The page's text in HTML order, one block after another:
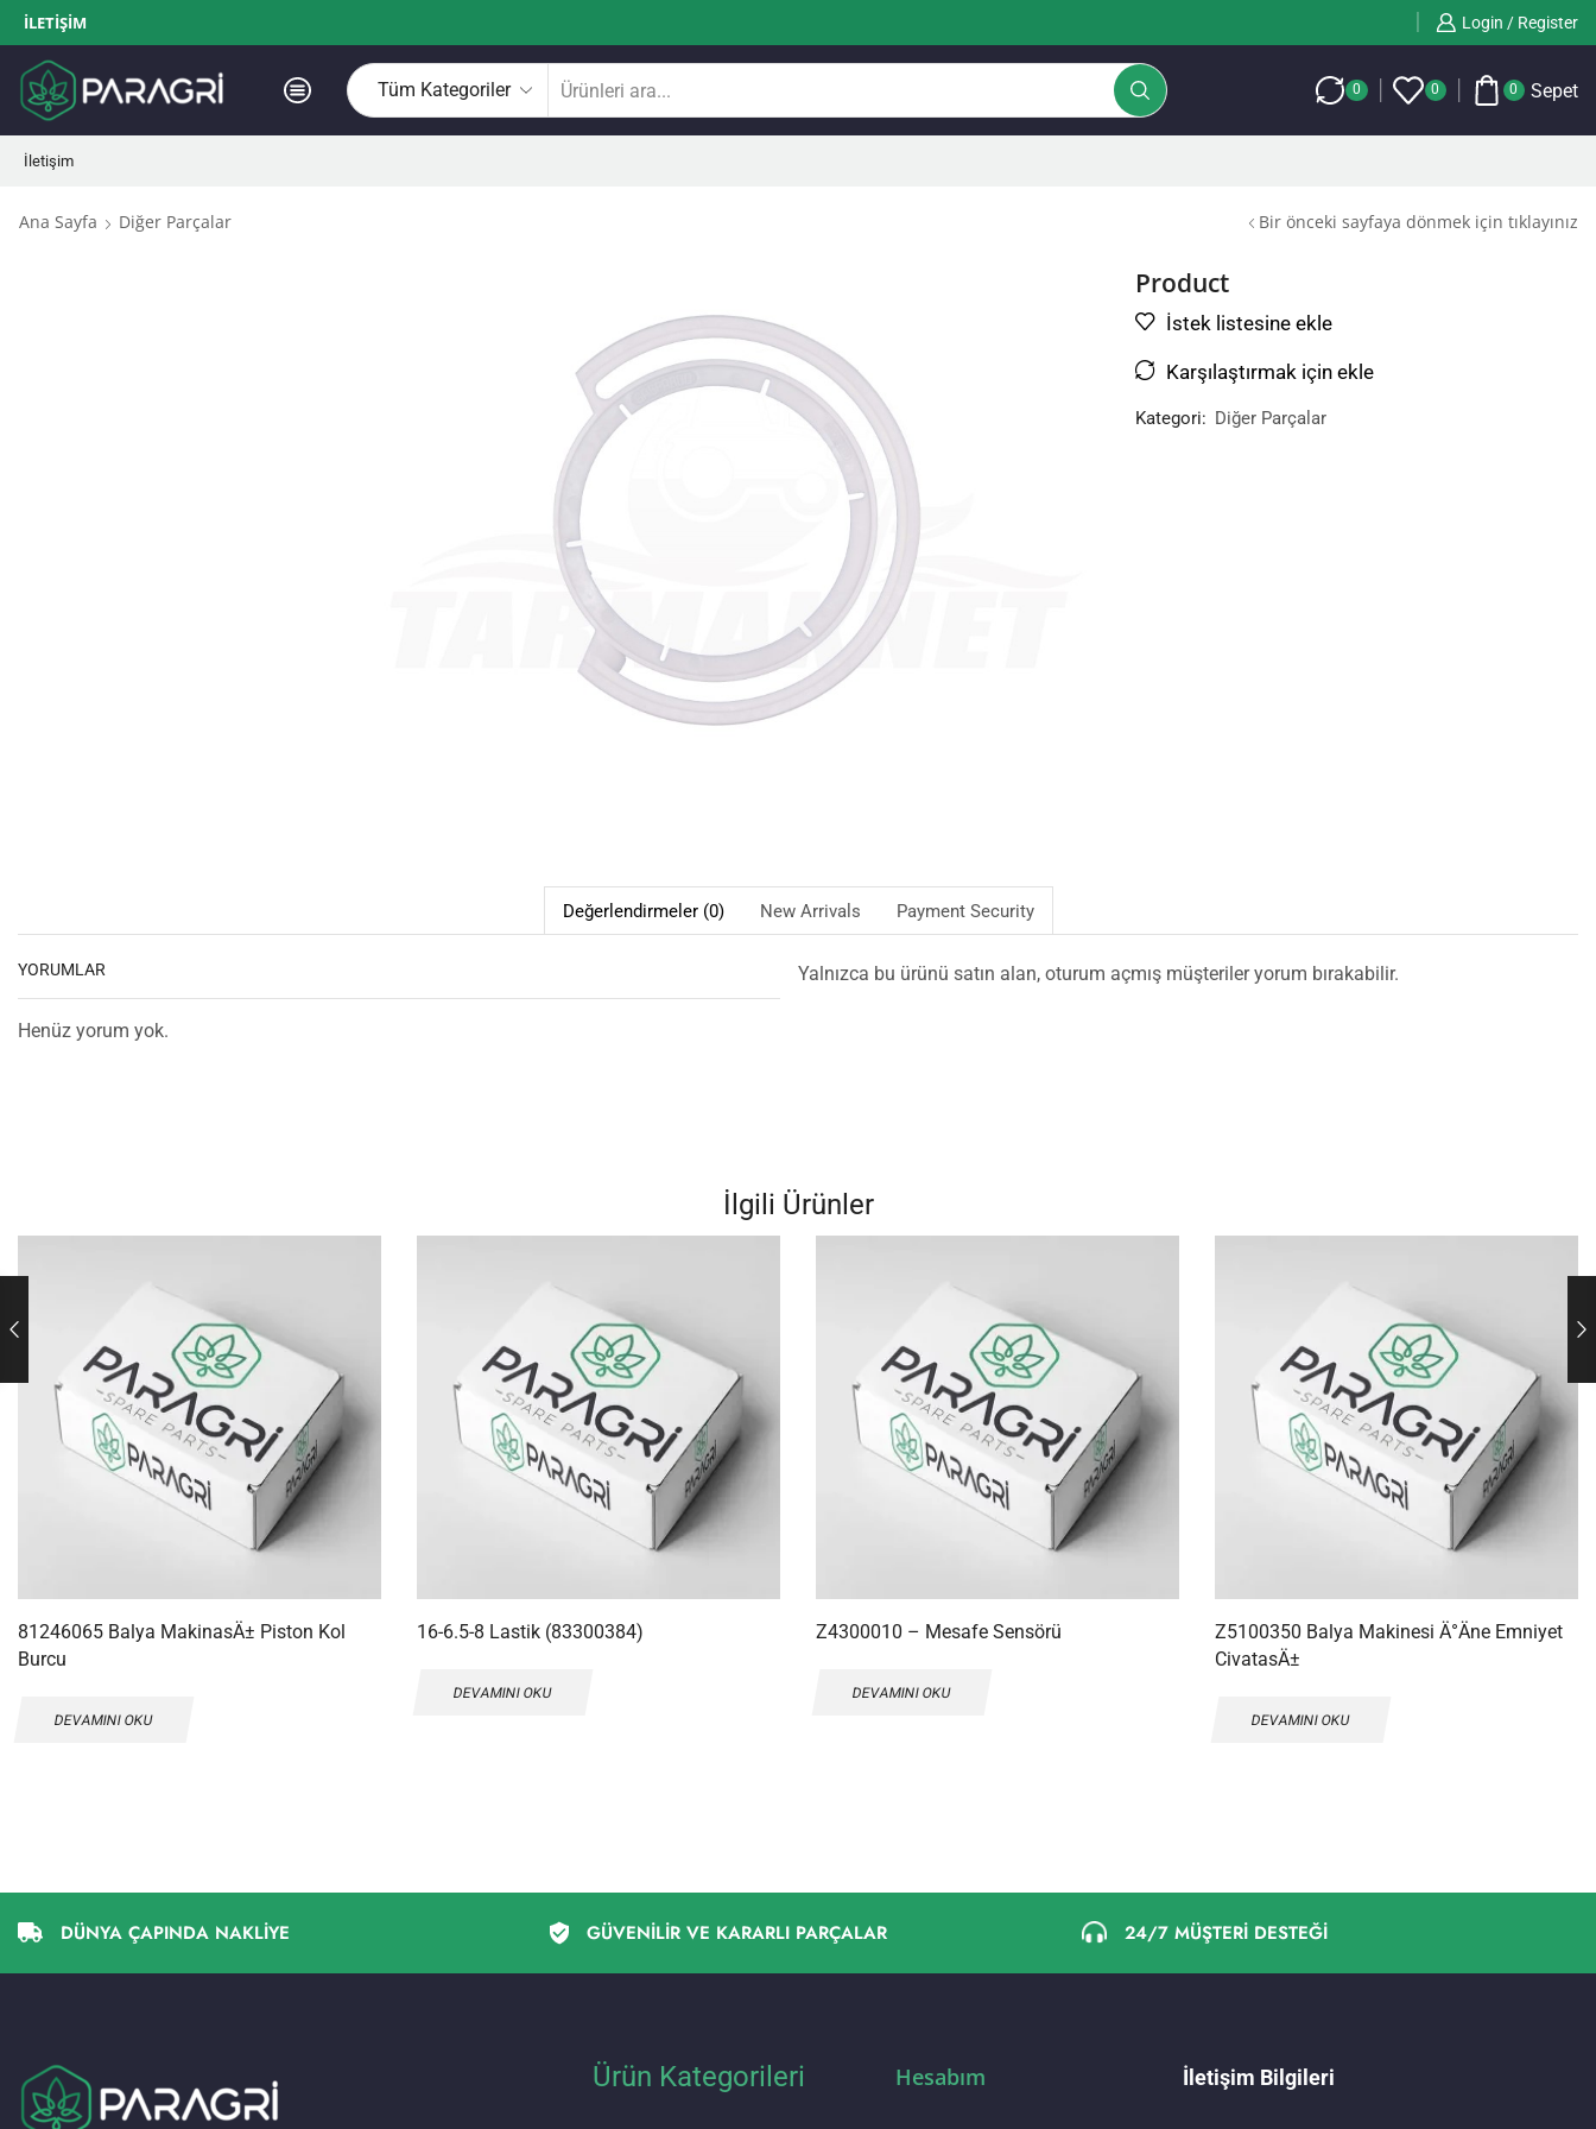
İLETIŞIM Login / Register
0 0 0 Sepet
İletişim
Ana Sayfa Diğer Parçalar Bir önceki sayfaya dönmek için tıklayınız
Product
İstek listesine ekle
Karşılaştırmak için ekle
Kategori: Diğer Parçalar
Değerlendirmeler (0) New Arrivals Payment Security
YORUMLAR
Henüz yorum yok.
Yalnızca bu ürünü satın alan, oturum açmış müşteriler yorum bırakabilir.
İlgili Ürünler
81246065 Balya MakinasÄ± Piston Kol
Burcu
DEVAMINI OKU
16-6.5-8 Lastik (83300384)
DEVAMINI OKU
Z4300010 – Mesafe Sensörü
DEVAMINI OKU
Z5100350 Balya Makinesi Ä°Äne Emniyet
CivatasÄ±
DEVAMINI OKU
DÜNYA ÇAPINDA NAKLİYE GÜVENİLİR VE KARARLI PARÇALAR 24/7 MÜŞTERİ DESTEĞİ
Ürün Kategorileri Hesabım İletişim Bilgileri